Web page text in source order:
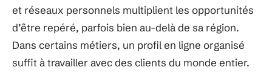
et réseaux personnels multiplient les opportunités
d’être repéré, parfois bien au-delà de sa région.
Dans certains métiers, un profil en ligne organisé
suffit à travailler avec des clients du monde entier.